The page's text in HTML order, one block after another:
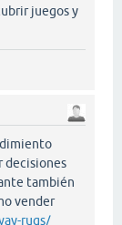
juegos y
decisiones
también
vender
rugs/